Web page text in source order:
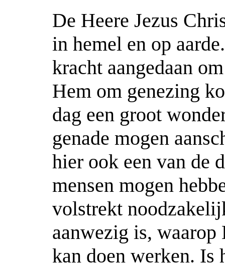
De Heere Jezus
in hemel en op
kracht aangedaan
Hem om genezing
dag een groot
genade mogen
hier ook een van de
mensen mogen
volstrekt
aanwezig is,
kan doen werken.